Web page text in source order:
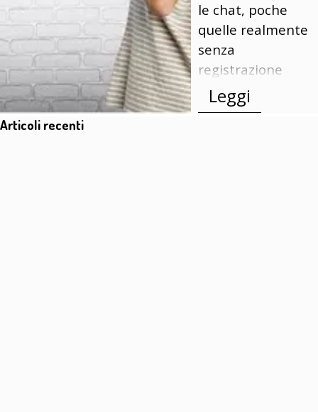
le chat, poche
quelle realmente
senza
registrazione
Leggi
Salta blocco Articoli recenti
Articoli recenti